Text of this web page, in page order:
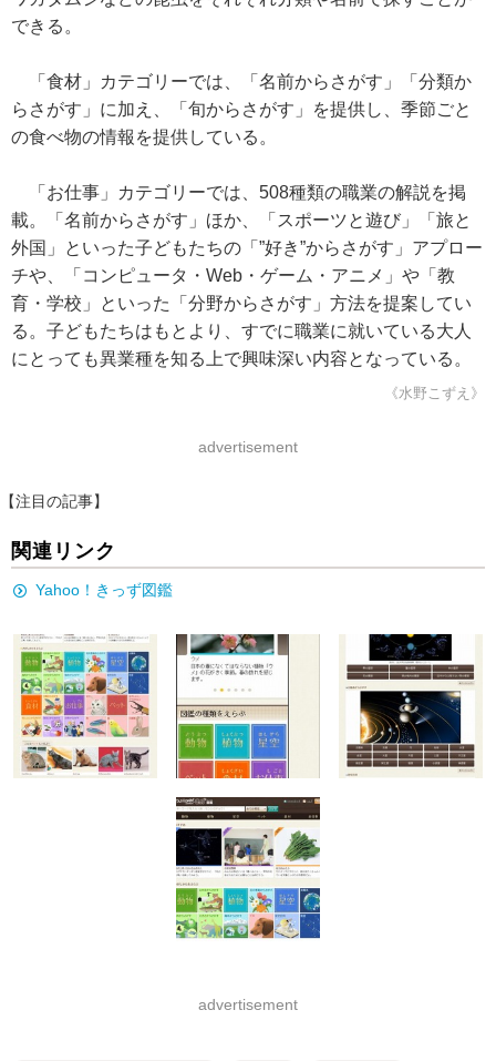
できる。
「食材」カテゴリーでは、「名前からさがす」「分類か
らさがす」に加え、「旬からさがす」を提供し、季節ごと
の食べ物の情報を提供している。
「お仕事」カテゴリーでは、508種類の職業の解説を掲
載。「名前からさがす」ほか、「スポーツと遊び」「旅と
外国」といった子どもたちの「”好き”からさがす」アプロー
チや、「コンピュータ・Web・ゲーム・アニメ」や「教
育・学校」といった「分野からさがす」方法を提案してい
る。子どもたちはもとより、すでに職業に就いている大人
にとっても異業種を知る上で興味深い内容となっている。
《水野こずえ》
advertisement
【注目の記事】
関連リンク
Yahoo！きっず図鑑
advertisement